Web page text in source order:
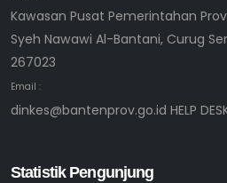
Kawasan Pusat Pemerintahan
Syeh Nawawi Al-Bantani, Curug
267023
Email :
dinkes@bantenprov.go.id HELP
Statistik Pengunjung